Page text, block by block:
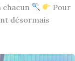
Pour
désormais